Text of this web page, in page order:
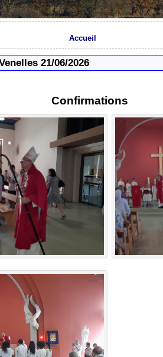
Accueil
21/06/2026
Confirmations